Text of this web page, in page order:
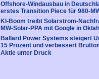
Offshore-Windausbau in
erstes Transition Piece für 980-
KI-Boom treibt Solarstrom-
MW-Solar-PPA mit Google in
Ballard Power Systems steigert
15 Prozent und verbessert
Aktie unter Druck